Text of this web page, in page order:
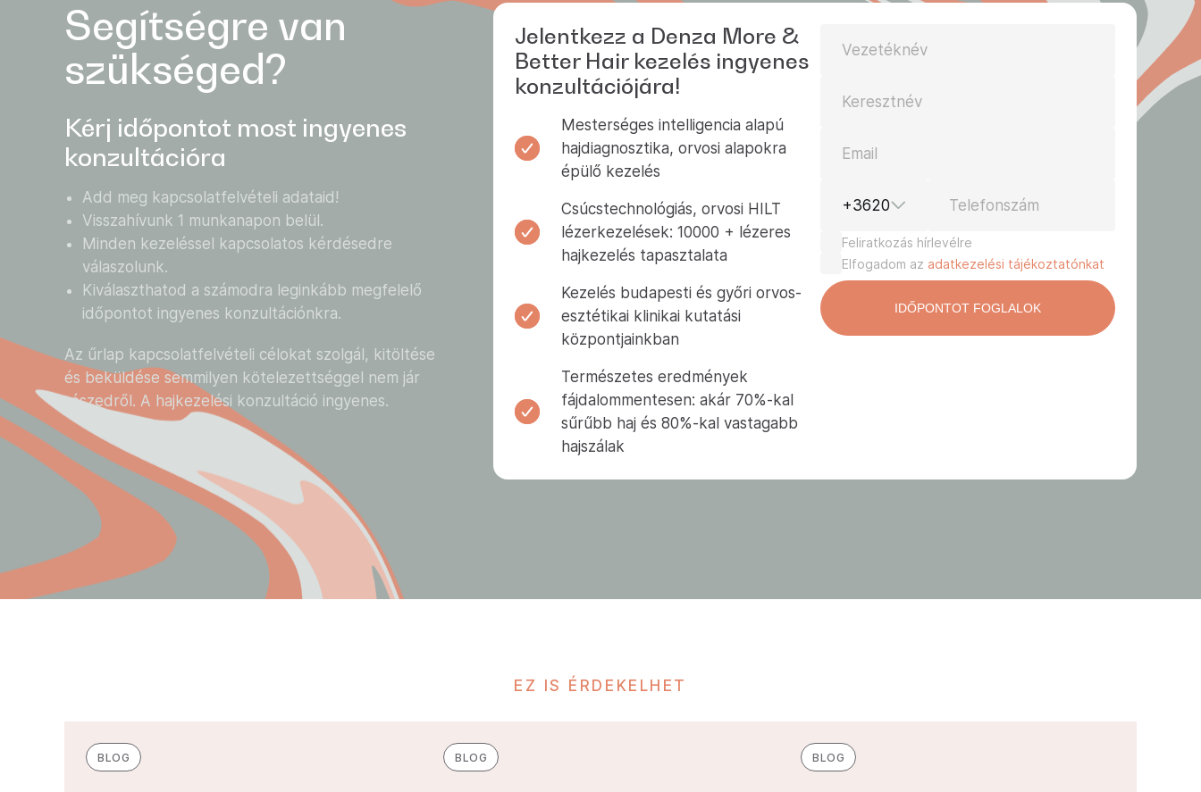
Segítségre van
szükséged?
Kérj időpontot most ingyenes
konzultációra
Add meg kapcsolatfelvételi adataid!
Visszahívunk 1 munkanapon belül.
Minden kezeléssel kapcsolatos kérdésedre
válaszolunk.
Kiválaszthatod a számodra leginkább megfelelő
időpontot ingyenes konzultációnkra.
Az űrlap kapcsolatfelvételi célokat szolgál, kitöltése
és beküldése semmilyen kötelezettséggel nem jár
részedről. A hajkezelési konzultáció ingyenes.
Jelentkezz a Denza More &
Better Hair kezelés ingyenes
konzultációjára!
Mesterséges intelligencia alapú
hajdiagnosztika, orvosi alapokra
épülő kezelés
Csúcstechnológiás, orvosi HILT
lézerkezelések: 10000 + lézeres
hajkezelés tapasztalata
Kezelés budapesti és győri orvos-
esztétikai klinikai kutatási
központjainkban
Természetes eredmények
fájdalommentesen: akár 70%-kal
sűrűbb haj és 80%-kal vastagabb
hajszálak
Vezetéknév
Keresztnév
Email
+3620 Telefonszám
Feliratkozás hírlevélre
Elfogadom az adatkezelési tájékoztatónkat
EZ IS ÉRDEKELHET
BLOG BLOG BLOG